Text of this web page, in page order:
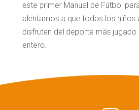
este primer Manual de Fútbol
alentamos a que todos los niños
disfruten del deporte más jugado
entero.